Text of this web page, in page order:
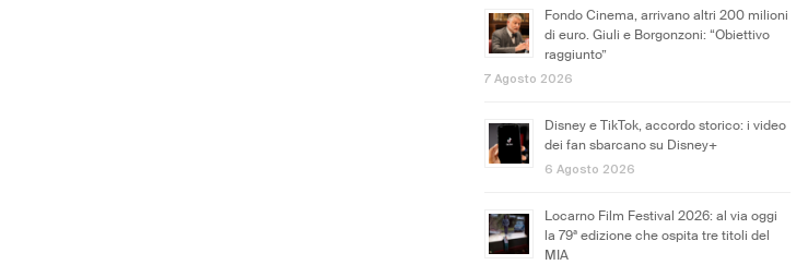
Fondo Cinema, arrivano altri 200 milioni
di euro. Giuli e Borgonzoni: “Obiettivo
raggiunto”
7 Agosto 2026
Disney e TikTok, accordo storico: i video
dei fan sbarcano su Disney+
6 Agosto 2026
Locarno Film Festival 2026: al via oggi
la 79ª edizione che ospita tre titoli del
MIA